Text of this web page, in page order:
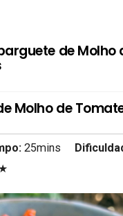
de Molho
Molho de
25mins